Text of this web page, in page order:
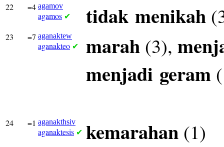
22 =4 agamov
agamos ✔ tidak menikah
23 =7 aganaktew
aganakteo ✔ marah (3),
menjadi geram
24 =1 aganakthsiv
aganaktesis ✔ kemarahan (1)